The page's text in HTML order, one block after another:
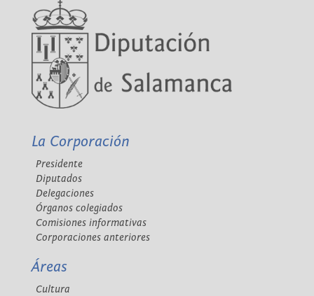
La Corporación
Presidente
Diputados
Delegaciones
Órganos colegiados
Comisiones informativas
Corporaciones anteriores
Áreas
Cultura